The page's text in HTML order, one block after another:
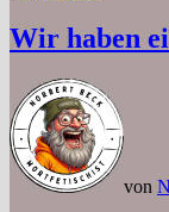
Wir haben
von